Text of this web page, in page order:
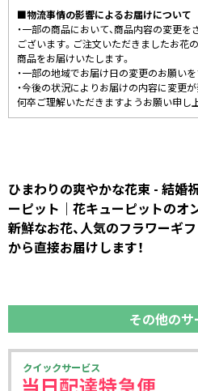
■物流事情の影響によるお届けについて
・一部の商品において、商品内容の変更
ございます。ご注文いただきましたお花
商品をお届けいたします。
・一部の地域でお届け日の変更のお願い
・今後の状況によりお届けの内容に変更
何卒ご理解いただきますようお願い申し
ひまわりの爽やかな花束 - 結婚
ーピット｜花キューピットのオ
新鮮なお花、人気のフラワーギ
から直接お届けします！
その他のサ